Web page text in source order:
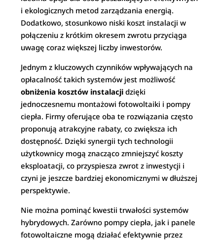
i ekologicznych metod zarządzania energią.
Dodatkowo, stosunkowo niski koszt instalacji w
połączeniu z krótkim okresem zwrotu przyciąga
uwagę coraz większej liczby inwestorów.
Jednym z kluczowych czynników wpływających na
opłacalność takich systemów jest możliwość
obniżenia kosztów instalacji dzięki
jednoczesnemu montażowi fotowoltaiki i pompy
ciepła. Firmy oferujące oba te rozwiązania często
proponują atrakcyjne rabaty, co zwiększa ich
dostępność. Dzięki synergii tych technologii
użytkownicy mogą znacząco zmniejszyć koszty
eksploatacji, co przyspiesza zwrot z inwestycji i
czyni je jeszcze bardziej ekonomicznymi w dłuższej
perspektywie.
Nie można pominąć kwestii trwałości systemów
hybrydowych. Zarówno pompy ciepła, jak i panele
fotowoltaiczne mogą działać efektywnie przez